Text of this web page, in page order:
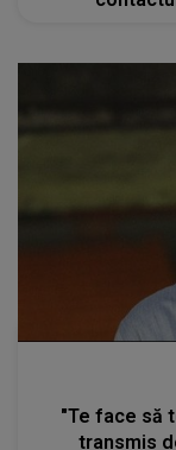
"Te face să
transmis